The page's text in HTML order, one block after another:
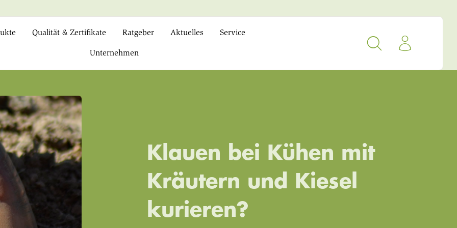
Qualität & Zertifikate Ratgeber Aktuelles Service
Unternehmen
Klauen bei Kühen mit
Kräutern und Kiesel
kurieren?